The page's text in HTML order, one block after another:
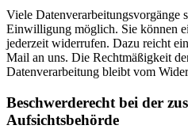
Viele Datenverarbeitungsvorgänge
Einwilligung möglich. Sie können
jederzeit widerrufen. Dazu reicht
Mail an uns. Die Rechtmäßigkeit
Datenverarbeitung bleibt vom
Beschwerderecht bei der
Aufsichtsbehörde